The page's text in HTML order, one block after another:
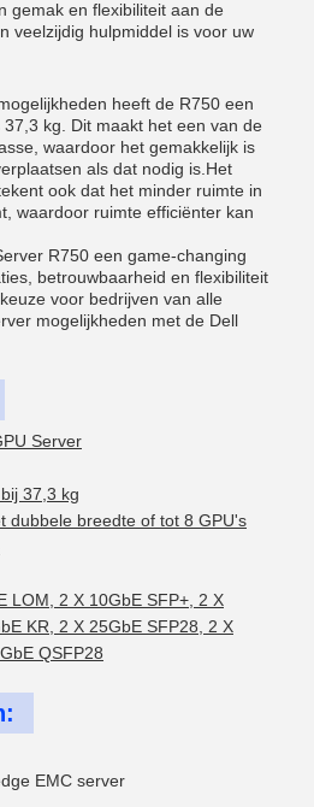
gemak en flexibiliteit aan de
veelzijdig hulpmiddel is voor uw
heeft de R750 een
kg. Dit maakt het een van de
waardoor het gemakkelijk is
als dat nodig is.Het
ook dat het minder ruimte in
waardoor ruimte efficiënter kan
R750 een game-changing
betrouwbaarheid en flexibiliteit
voor bedrijven van alle
mogelijkheden met de Dell
Server
37,3 kg
dubbele breedte of tot 8 GPU's
LOM, 2 X 10GbE SFP+, 2 X
KR, 2 X 25GbE SFP28, 2 X
QSFP28
EMC server